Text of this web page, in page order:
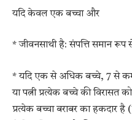
यदि केवल एक बच्चा और
* जीवनसाथी है: संपत्ति समान रूप
* यदि एक से अधिक बच्चे, 7 से कम
या पत्नी प्रत्येक बच्चे की विरासत
प्रत्येक बच्चा बराबर का हकदार